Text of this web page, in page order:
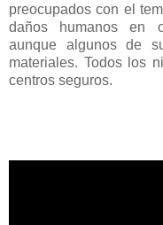
preocupados con el
daños humanos en
aunque algunos de
materiales. Todos los
centros seguros.